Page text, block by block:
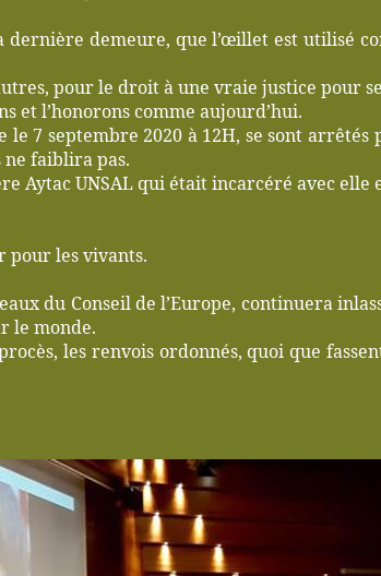
dernière demeure, que l’œillet est utilisé
pour le droit à une vraie justice pour
et l’honorons comme aujourd’hui.
le 7 septembre 2020 à 12H, se sont
ne faiblira pas.
Aytac UNSAL qui était incarcéré avec elle
pour les vivants.
du Conseil de l’Europe, continuera
le monde.
les renvois ordonnés, quoi que